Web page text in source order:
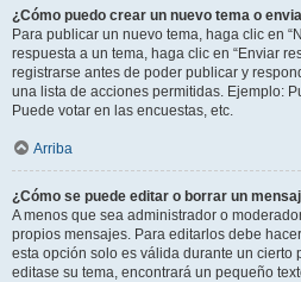
¿Cómo puedo crear un nuevo tema o
Para publicar un nuevo tema, haga clic en
respuesta a un tema, haga clic en “Enviar
registrarse antes de poder publicar y
una lista de acciones permitidas. Ejemplo:
Puede votar en las encuestas, etc.
Arriba
¿Cómo se puede editar o borrar un
A menos que sea administrador o
propios mensajes. Para editarlos debe
esta opción solo es válida durante un cierto
editase su tema, encontrará un pequeño